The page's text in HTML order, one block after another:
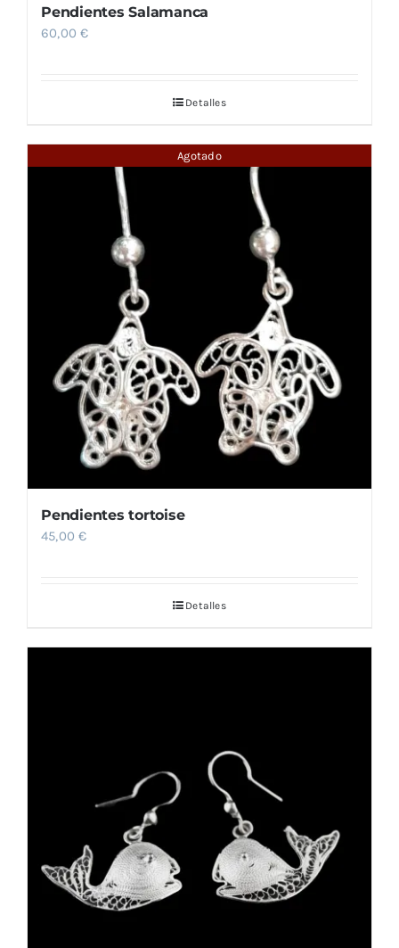
Pendientes Salamanca
60,00€
Detalles
Agotado
Pendientes tortoise
45,00€
Detalles